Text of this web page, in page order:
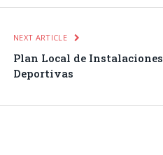
NEXT ARTICLE
Plan Local de Instalaciones
Deportivas